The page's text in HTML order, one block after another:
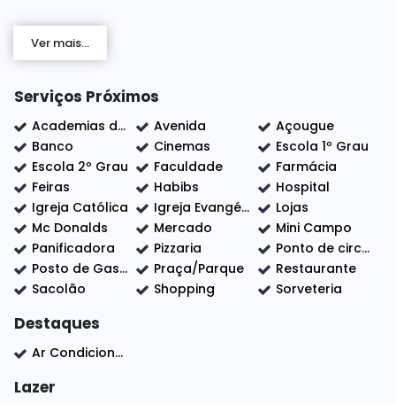
✅ 2 quartos (sendo 1 suíte)
✅ Cozinha funcional
✅ Área com churrasqueira 🍖
✅ Garagem coberta
✅ Portão eletrônico
✅ Ar-condicionado
📄 Documentação OK para financiamento
🌳 Bairro tranquilo, rua sem saída
📍 Próximo ao Condomínio Jardim Residencial
Shanadu
Ver mais...
Serviços Próximos
Academias de ginástica Avenida
Açougue
Banco
Cinemas
Escola 1º Grau
Escola 2º Grau
Faculdade
Farmácia
Feiras
Habibs
Hospital
Igreja Católica
Igreja Evangélica
Lojas
Mc Donalds
Mercado
Mini Campo
Panificadora
Pizzaria
Ponto de circular
Posto de Gasolina
Praça/Parque
Restaurante
Sacolão
Shopping Sorveteria
Destaques
Ar Condicionado
Lazer